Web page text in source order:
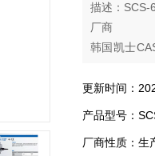
描述：SCS-
厂商
韩国凯士
化设计，韩
合性衡器企
近120个国
更新时间：
产品型号：
厂商性质：生